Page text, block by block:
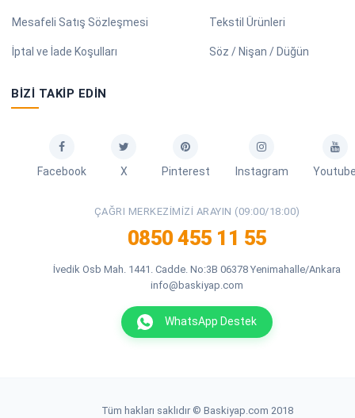
Mesafeli Satış Sözleşmesi
İptal ve İade Koşulları
Tekstil Ürünleri
Söz / Nişan / Düğün
BIZI TAKIP EDIN
Facebook X Pinterest Instagram
ÇAĞRI MERKEZIMIZI ARAYIN (09:00/18:00)
0850 455 11 55
İvedik Osb Mah. 1441. Cadde. No:3B 06378 Yenimahalle/Ankara
info@baskiyap.com
WhatsApp Destek
Tüm hakları saklıdır © Baskiyap.com 2018